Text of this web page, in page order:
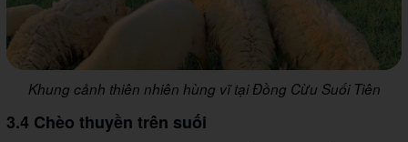
Khung cảnh thiên nhiên hùng vĩ tại Đồng Cừu Suối Tiên
3.4 Chèo thuyền trên suối